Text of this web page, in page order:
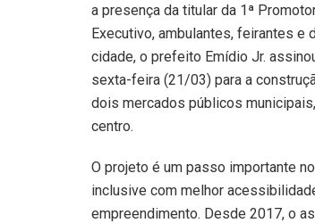
a presença da titular da 1ª
Executivo, ambulantes, feirantes
cidade, o prefeito Emídio Jr.
sexta-feira (21/03) para a
dois mercados públicos
centro.
O projeto é um passo importante
inclusive com melhor
empreendimento. Desde 2017, o